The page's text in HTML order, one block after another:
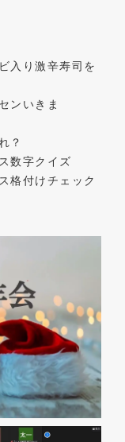
入り激辛寿司を
ンいきま
？
数字クイズ
格付けチェック